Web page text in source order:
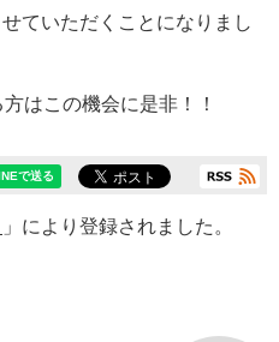
ていただくことになりまし
はこの機会に是非！！
」により登録されました。